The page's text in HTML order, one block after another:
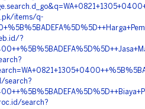
items/q-
?
search?
search?